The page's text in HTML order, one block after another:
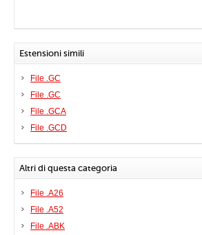
Estensioni simili
File .GC
File .GC
File .GCA
File .GCD
Altri di questa categoria
File .A26
File .A52
File .ABK